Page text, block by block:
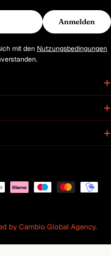
Anmelden
mit den Nutzungsbedingungen
by Cambio Global Agency.